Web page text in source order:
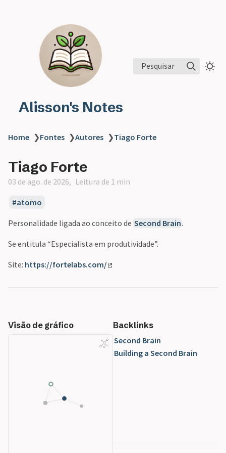
Alisson's Notes
Pesquisar
Home ❯Fontes ❯Autores ❯Tiago Forte
Tiago Forte
03 de ago. de 2026 Leitura de 1 min
atomo
Personalidade ligada ao conceito de Second Brain.
Se entitula “Especialista em produtividade”.
Site: https://fortelabs.com/
Visão de gráfico
Backlinks
Second Brain
Building a Second Brain